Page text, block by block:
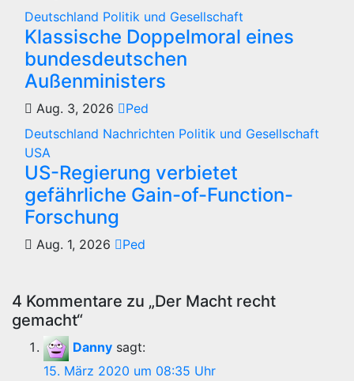
Deutschland Politik und Gesellschaft
Klassische Doppelmoral eines
bundesdeutschen
Außenministers
Aug. 3, 2026
Ped
Deutschland Nachrichten Politik und Gesellschaft
USA
US-Regierung verbietet
gefährliche Gain-of-Function-
Forschung
Aug. 1, 2026 Ped
4 Kommentare zu „Der Macht recht
gemacht“
Danny sagt:
15. März 2020 um 08:35 Uhr